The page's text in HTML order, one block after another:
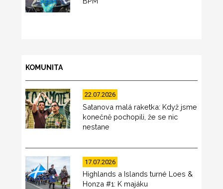
KOMUNITA
22.07.2026
Satanova malá raketka: Když jsme
konečně pochopili, že se nic
nestane
17.07.2026
Highlands a Islands turné Loes &
Honza #1: K majáku